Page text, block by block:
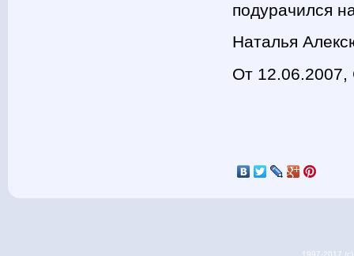
подурачился
Наталья
От 12.06.2007,